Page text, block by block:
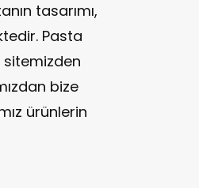
tasarımı,
Pasta
bize
ürünlerin